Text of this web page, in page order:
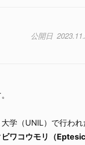
学（UNIL）で行わ
ビワコウモリ（